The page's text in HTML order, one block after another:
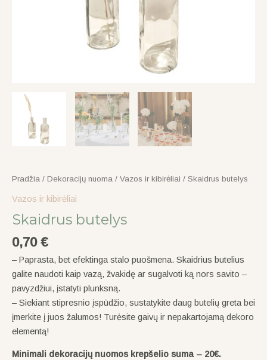
Pradžia / Dekoracijų nuoma / Vazos ir kibirėliai / Skaidrus butelys
Vazos ir kibirėliai
Skaidrus butelys
0,70 €
– Paprasta, bet efektinga stalo puošmena. Skaidrius butelius
galite naudoti kaip vazą, žvakidę ar sugalvoti ką nors savito –
pavyzdžiui, įstatyti plunksną.
– Siekiant stipresnio įspūdžio, sustatykite daug butelių greta bei
įmerkite į juos žalumos! Turėsite gaivų ir nepakartojamą dekoro
elementą!
Minimali dekoracijų nuomos krepšelio suma – 20€.